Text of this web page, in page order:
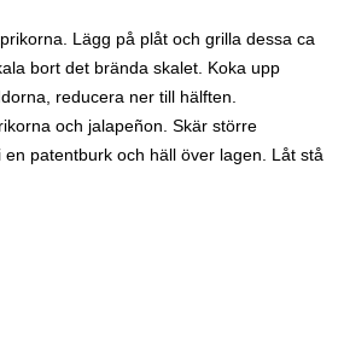
Lägg på plåt och grilla dessa ca
bort det brända skalet. Koka upp
reducera ner till hälften.
och jalapeñon. Skär större
patentburk och häll över lagen. Låt stå